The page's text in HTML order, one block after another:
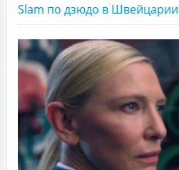
Slam по дзюдо в Швейцарии